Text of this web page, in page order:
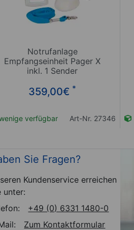
Notrufanlage
Empfangseinheit Pager X
inkl. 1 Sender
359,00€ *
verfügbar Art-Nr. 27346
Sie Fragen?
Kundenservice erreichen
unter:
+49 (0) 6331 1480-0
Zum Kontaktformular